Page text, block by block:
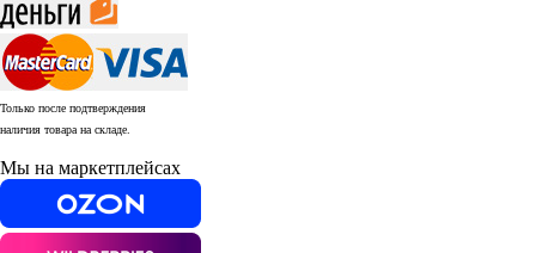
Только после подтверждения
наличия товара на складе.
Мы на маркетплейсах